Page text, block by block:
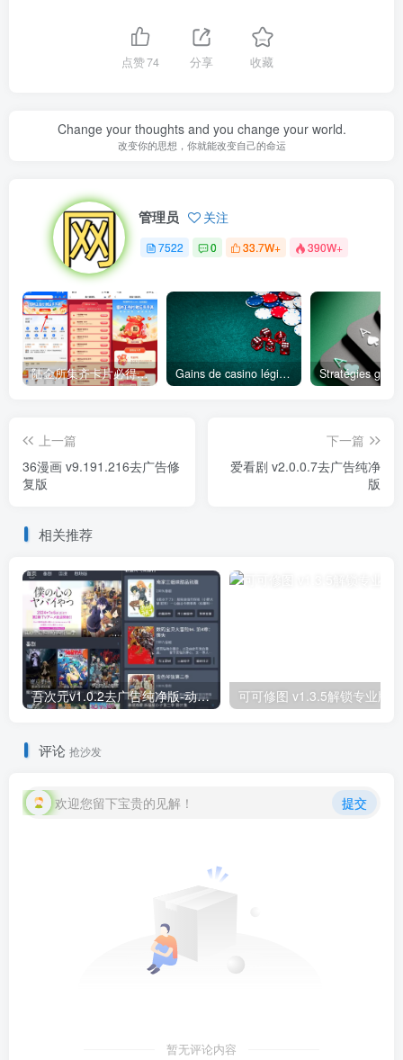
点赞74 分享 收藏
Change your thoughts and you change your world.
改变你的思想，你就能改变自己的命运
管理员 关注
7522 0 33.7W+ 390W+
陆金所集齐卡片必得6.6元红包 Gains de casino légitimes votre perspective pour un véritable succès au jeu
上一篇
36漫画 v9.191.216去广告修
复版
下一篇
爱看剧 v2.0.0.7去广告纯净
版
相关推荐
吾次元v1.0.2去广告纯净版-动漫追番 可可修图 v1.3.5解锁专业版
评论 抢沙发
欢迎您留下宝贵的见解！ 提交
暂无评论内容